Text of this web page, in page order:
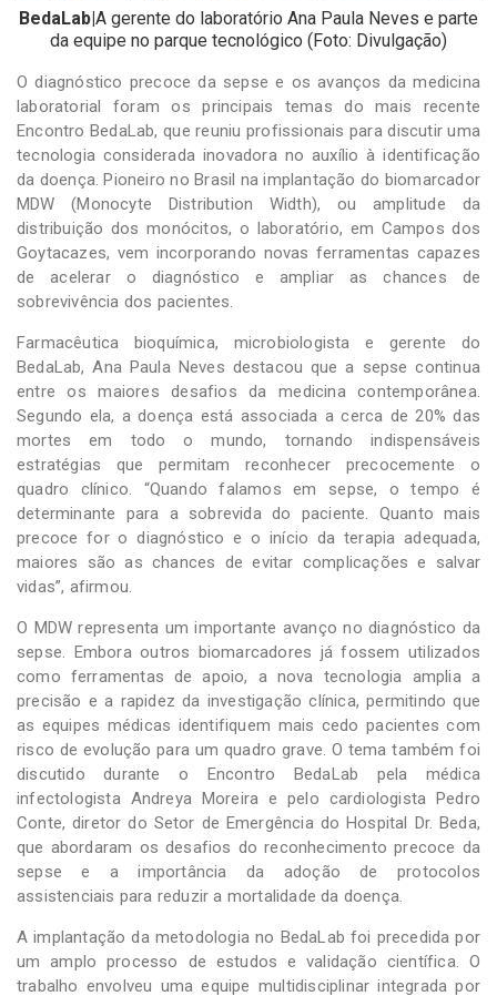
BedaLab|A gerente do laboratório Ana Paula Neves e parte
da equipe no parque tecnológico (Foto: Divulgação)
O diagnóstico precoce da sepse e os avanços da medicina
laboratorial foram os principais temas do mais recente
Encontro BedaLab, que reuniu profissionais para discutir uma
tecnologia considerada inovadora no auxílio à identificação
da doença. Pioneiro no Brasil na implantação do biomarcador
MDW (Monocyte Distribution Width), ou amplitude da
distribuição dos monócitos, o laboratório, em Campos dos
Goytacazes, vem incorporando novas ferramentas capazes
de acelerar o diagnóstico e ampliar as chances de
sobrevivência dos pacientes.
Farmacêutica bioquímica, microbiologista e gerente do
BedaLab, Ana Paula Neves destacou que a sepse continua
entre os maiores desafios da medicina contemporânea.
Segundo ela, a doença está associada a cerca de 20% das
mortes em todo o mundo, tornando indispensáveis
estratégias que permitam reconhecer precocemente o
quadro clínico. “Quando falamos em sepse, o tempo é
determinante para a sobrevida do paciente. Quanto mais
precoce for o diagnóstico e o início da terapia adequada,
maiores são as chances de evitar complicações e salvar
vidas”, afirmou.
O MDW representa um importante avanço no diagnóstico da
sepse. Embora outros biomarcadores já fossem utilizados
como ferramentas de apoio, a nova tecnologia amplia a
precisão e a rapidez da investigação clínica, permitindo que
as equipes médicas identifiquem mais cedo pacientes com
risco de evolução para um quadro grave. O tema também foi
discutido durante o Encontro BedaLab pela médica
infectologista Andreya Moreira e pelo cardiologista Pedro
Conte, diretor do Setor de Emergência do Hospital Dr. Beda,
que abordaram os desafios do reconhecimento precoce da
sepse e a importância da adoção de protocolos
assistenciais para reduzir a mortalidade da doença.
A implantação da metodologia no BedaLab foi precedida por
um amplo processo de estudos e validação científica. O
trabalho envolveu uma equipe multidisciplinar integrada por